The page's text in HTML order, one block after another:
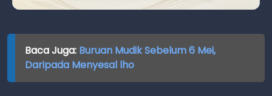
Baca Juga: Buruan Mudik Sebelum 6 Mei,
Daripada Menyesal lho